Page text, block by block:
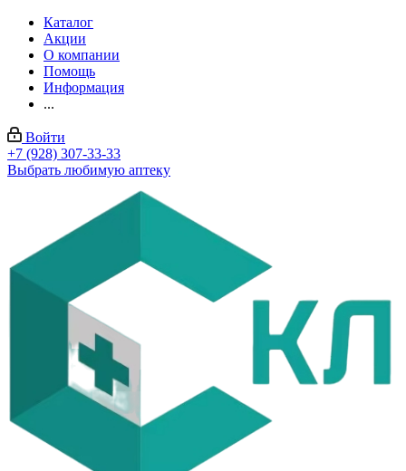
Каталог
Акции
О компании
Помощь
Информация
...
Войти
+7 (928) 307-33-33
Выбрать любимую аптеку